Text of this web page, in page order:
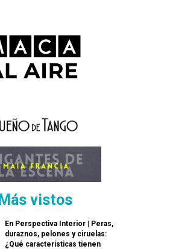
Más vistos
En Perspectiva Interior | Peras,
duraznos, pelones y ciruelas:
¿Qué características tienen